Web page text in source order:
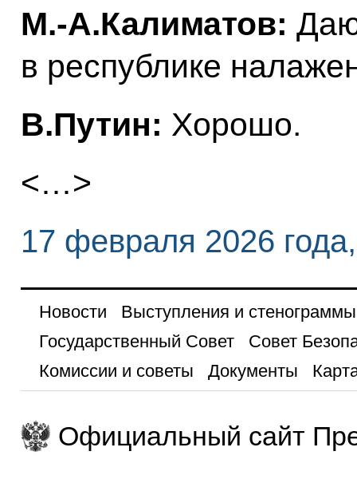
М.-А.Калиматов:
в республике
В.Путин: Хорошо.
<…>
17 февраля 2026
Новости
Выступления и стенограммы
Государственный Совет
Совет
Комиссии и советы
Документы
Официальный сайт